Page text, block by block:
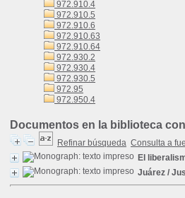
972.910.4
972.910.5
972.910.6
972.910.63
972.910.64
972.930.2
972.930.4
972.930.5
972.95
972.950.4
Documentos en la biblioteca
Refinar búsqueda Consulta a
El
Juárez /